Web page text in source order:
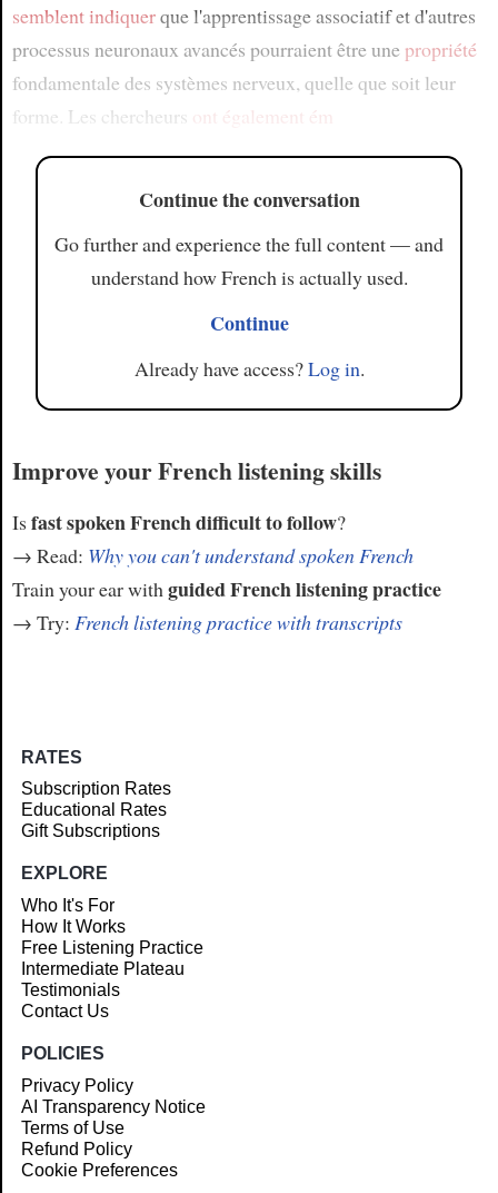
semblent indiquerque l'apprentissage associatif et d'autres
processus neuronaux avancés pourraient être une propriété
fondamentale des systèmes nerveux, quelle que soit leur
forme. Les chercheurs
ont également ém
Continue the conversation
Go further and experience the full content — and
understand how French is actually used.
Continue
Already have access?Log in.
Improve your French listening skills
Isfast spoken French difficult to follow?
→ Read: Why you can't understand spoken French
Train your ear withguided French listening practice
→ Try: French listening practice with transcripts
RATES
Subscription Rates
Educational Rates
Gift Subscriptions
EXPLORE
Who It's For
How It Works
Free Listening Practice
Intermediate Plateau
Testimonials
Contact Us
POLICIES
Privacy Policy
AI Transparency Notice
Terms of Use
Refund Policy
Cookie Preferences